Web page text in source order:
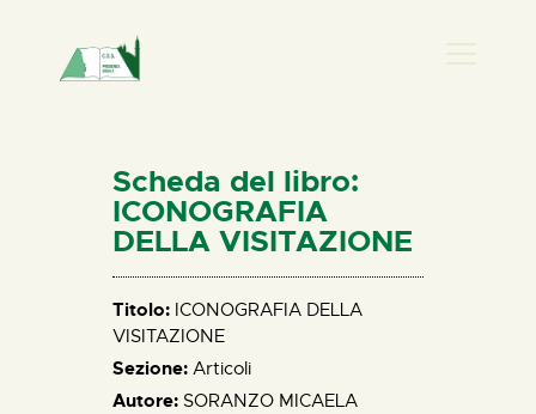
HOME
CHI SIAMO
NEWS
PERCORSI
BIBLIOTECA
ELISA SALERNO
CONTATTI
Scheda del libro:
ICONOGRAFIA
DELLA VISITAZIONE
Titolo: ICONOGRAFIA DELLA
VISITAZIONE
Sezione: Articoli
Autore: SORANZO MICAELA